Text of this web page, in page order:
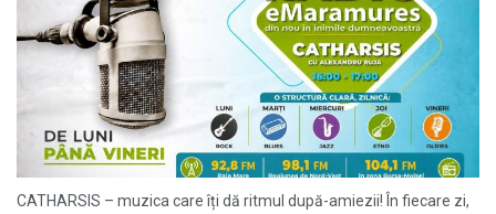
CATHARSIS – muzica care îți dă ritmul după-amiezii! În fiecare zi,